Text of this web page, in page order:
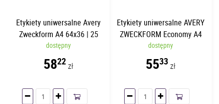
Etykiety uniwersalne Avery
Zweckform A4 64x36 | 25
arkuszy | 21 etykiet/arkusz
dostępny
5822zł
Etykiety uniwersalne AVERY
ZWECKFORM Economy A4
70 x 37mm | 100 arkuszy
dostępny
5533zł